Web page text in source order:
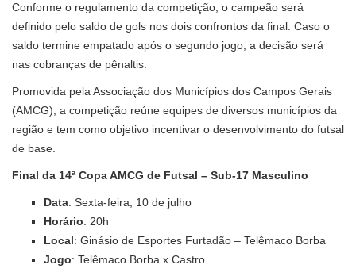
Conforme o regulamento da competição, o campeão será
definido pelo saldo de gols nos dois confrontos da final. Caso o
saldo termine empatado após o segundo jogo, a decisão será
nas cobranças de pênaltis.
Promovida pela Associação dos Municípios dos Campos Gerais
(AMCG), a competição reúne equipes de diversos municípios da
região e tem como objetivo incentivar o desenvolvimento do futsal
de base.
Final da 14ª Copa AMCG de Futsal – Sub-17 Masculino
Data: Sexta-feira, 10 de julho
Horário: 20h
Local: Ginásio de Esportes Furtadão – Telêmaco Borba
Jogo: Telêmaco Borba x Castro